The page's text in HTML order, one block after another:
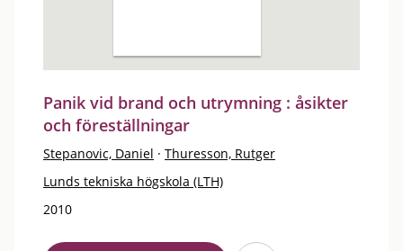
Panik vid brand och utrymning : åsikter
och föreställningar
Stepanovic, Daniel · Thuresson, Rutger
Lunds tekniska högskola (LTH)
2010